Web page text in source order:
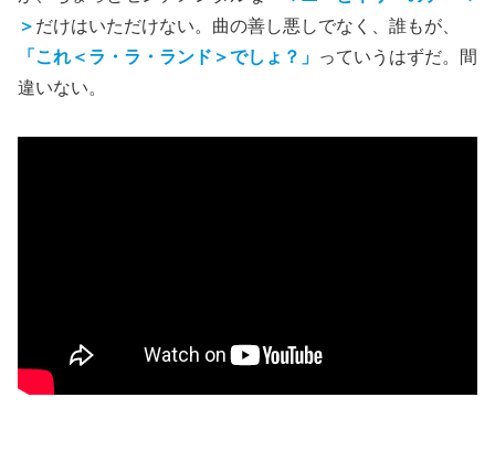
＞ だけはいただけない。曲の善し悪しでなく、誰もが、
「これ＜ラ・ラ・ランド＞でしょ？」 っていうはずだ。間
違いない。